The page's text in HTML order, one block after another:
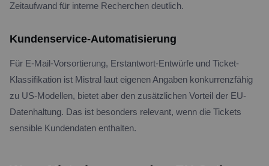
Zeitaufwand für interne Recherchen deutlich.
Kundenservice-Automatisierung
Für E-Mail-Vorsortierung, Erstantwort-Entwürfe und Ticket-
Klassifikation ist Mistral laut eigenen Angaben konkurrenzfähig
zu US-Modellen, bietet aber den zusätzlichen Vorteil der EU-
Datenhaltung. Das ist besonders relevant, wenn die Tickets
sensible Kundendaten enthalten.